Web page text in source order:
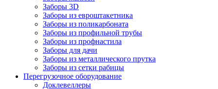
Заборы 3D
Заборы из евроштакетника
Заборы из поликарбоната
Заборы из профильной трубы
Заборы из профнастила
Заборы для дачи
Заборы из металлического прутка
Заборы из сетки рабицы
Перегрузочное оборудование
Доклевеллеры